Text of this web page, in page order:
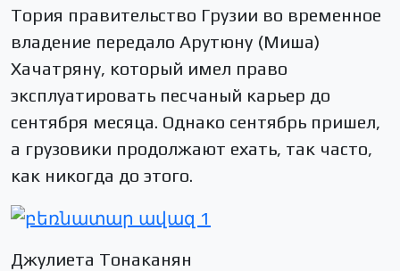
Тория правительство Грузии во временное
владение передало Арутюну (Миша)
Хачатряну, который имел право
эксплуатировать песчаный карьер до
сентября месяца. Однако сентябрь пришел,
а грузовики продолжают ехать, так часто,
как никогда до этого.
Джулиета Тонаканян